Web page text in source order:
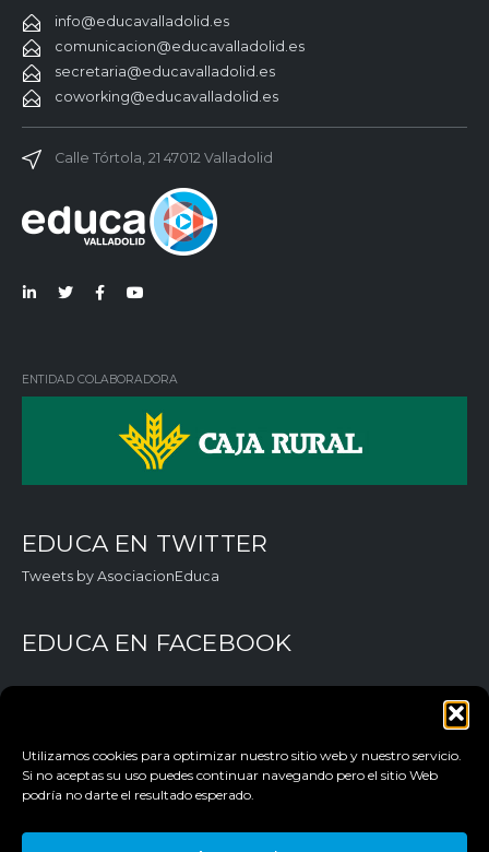
Utilizamos cookies para optimizar nuestro sitio web y nuestro servicio.
Si no aceptas su uso puedes continuar navegando pero el sitio Web
podría no darte el resultado esperado.
info@educavalladolid.es
comunicacion@educavalladolid.es
secretaria@educavalladolid.es
coworking@educavalladolid.es
Calle Tórtola, 21 47012 Valladolid
ENTIDAD COLABORADORA
EDUCA EN TWITTER
Tweets by AsociacionEduca
EDUCA EN FACEBOOK